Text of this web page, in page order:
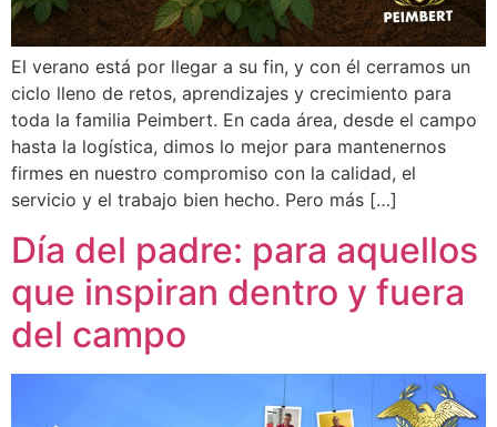
El verano está por llegar a su fin, y con él cerramos un
ciclo lleno de retos, aprendizajes y crecimiento para
toda la familia Peimbert. En cada área, desde el campo
hasta la logística, dimos lo mejor para mantenernos
firmes en nuestro compromiso con la calidad, el
servicio y el trabajo bien hecho. Pero más […]
Día del padre: para aquellos
que inspiran dentro y fuera
del campo